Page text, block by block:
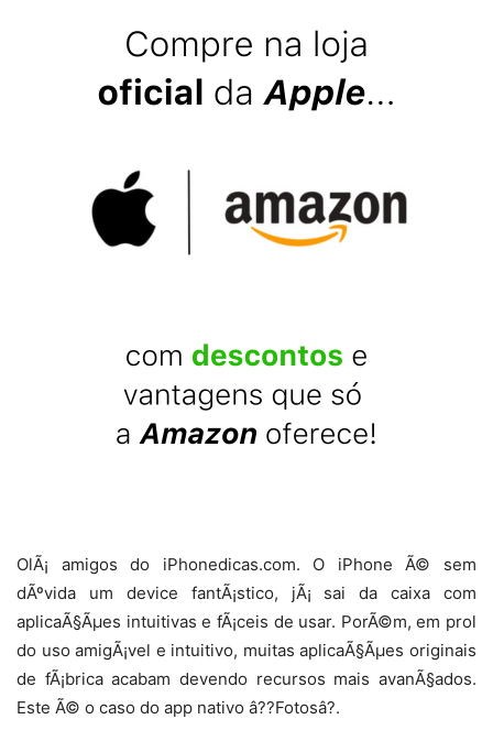
OlÃ¡ amigos do iPhonedicas.com. O iPhone Ã© sem
dÃºvida um device fantÃ¡stico, jÃ¡ sai da caixa com
aplicaÃ§Ãµes intuitivas e fÃ¡ceis de usar. PorÃ©m, em prol
do uso amigÃ¡vel e intuitivo, muitas aplicaÃ§Ãµes originais
de fÃ¡brica acabam devendo recursos mais avanÃ§ados.
Este Ã© o caso do app nativo â??Fotosâ?.